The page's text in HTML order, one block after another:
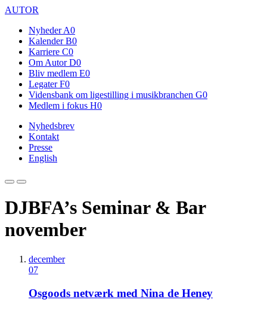
AUTOR
Nyheder A0
Kalender B0
Karriere C0
Om Autor D0
Bliv medlem E0
Legater F0
Vidensbank om ligestilling i musikbranchen G0
Medlem i fokus H0
Nyhedsbrev
Kontakt
Presse
English
DJBFA’s Seminar & Bar
november
december
07
Osgoods netværk med Nina de Heney